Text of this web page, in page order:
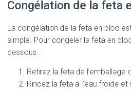
Congélation de la feta
La congélation de la feta en bloc
simple. Pour congeler la feta en
dessous :
Retirez la feta de l’emballage
Rincez la feta à l’eau froide